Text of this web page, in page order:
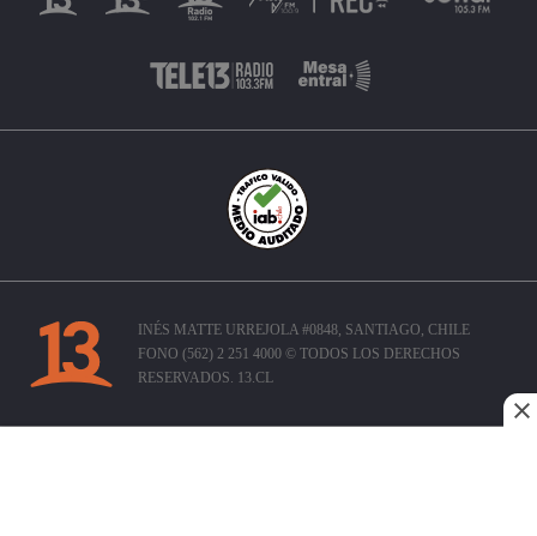
INÉS MATTE URREJOLA #0848, SANTIAGO, CHILE
FONO (562) 2 251 4000 © TODOS LOS DERECHOS
RESERVADOS. 13.CL